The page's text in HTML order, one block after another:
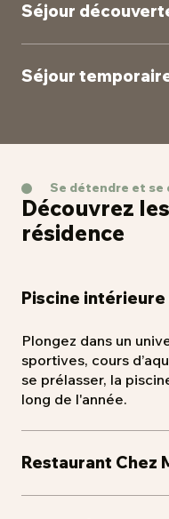
Séjour
séjour de courte
Séjour
portée de main ! Il n’y
Se détendre et se
Découvrez
résidence
Piscine
Plongez dans un
sportives, cours
se prélasser, la
long de l'année.
Restaurant Chez